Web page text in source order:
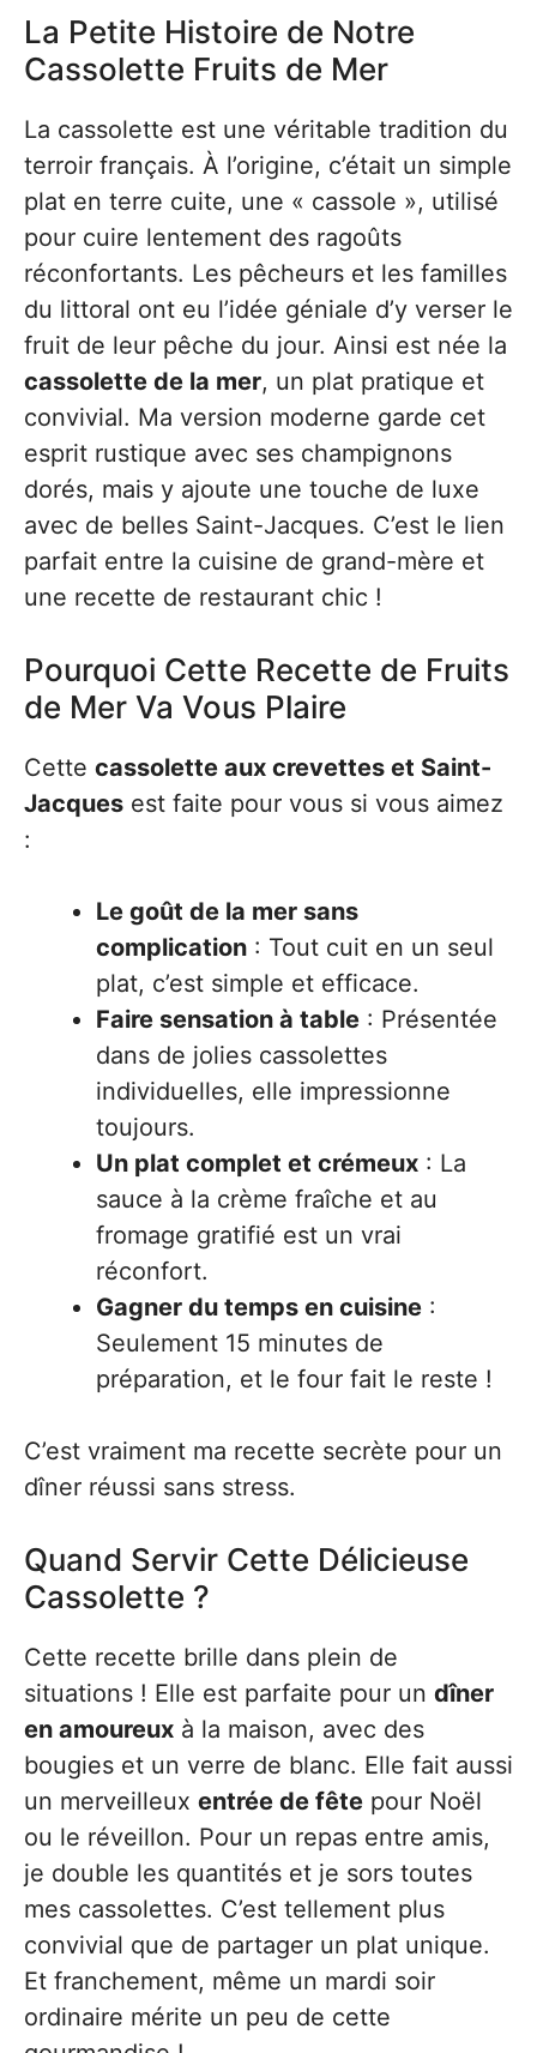
La Petite Histoire de Notre
Cassolette Fruits de Mer
La cassolette est une véritable tradition du
terroir français. À l’origine, c’était un simple
plat en terre cuite, une « cassole », utilisé
pour cuire lentement des ragoûts
réconfortants. Les pêcheurs et les familles
du littoral ont eu l’idée géniale d’y verser le
fruit de leur pêche du jour. Ainsi est née la
cassolette de la mer, un plat pratique et
convivial. Ma version moderne garde cet
esprit rustique avec ses champignons
dorés, mais y ajoute une touche de luxe
avec de belles Saint-Jacques. C’est le lien
parfait entre la cuisine de grand-mère et
une recette de restaurant chic !
Pourquoi Cette Recette de Fruits
de Mer Va Vous Plaire
Cette cassolette aux crevettes et Saint-
Jacques est faite pour vous si vous aimez
:
Le goût de la mer sans
complication : Tout cuit en un seul
plat, c’est simple et efficace.
Faire sensation à table : Présentée
dans de jolies cassolettes
individuelles, elle impressionne
toujours.
Un plat complet et crémeux : La
sauce à la crème fraîche et au
fromage gratifié est un vrai
réconfort.
Gagner du temps en cuisine :
Seulement 15 minutes de
préparation, et le four fait le reste !
C’est vraiment ma recette secrète pour un
dîner réussi sans stress.
Quand Servir Cette Délicieuse
Cassolette ?
Cette recette brille dans plein de
situations ! Elle est parfaite pour un dîner
en amoureux à la maison, avec des
bougies et un verre de blanc. Elle fait aussi
un merveilleux entrée de fête pour Noël
ou le réveillon. Pour un repas entre amis,
je double les quantités et je sors toutes
mes cassolettes. C’est tellement plus
convivial que de partager un plat unique.
Et franchement, même un mardi soir
ordinaire mérite un peu de cette